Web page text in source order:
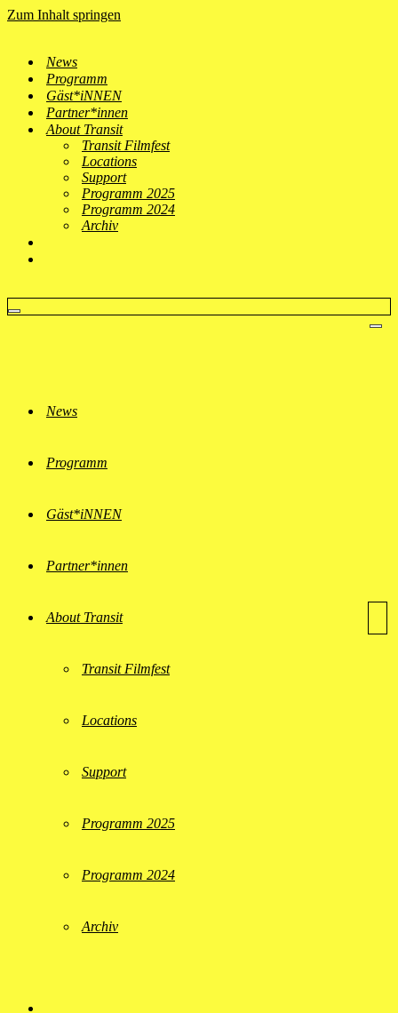
Zum Inhalt springen
News
Programm
Gäst*iNNEN
Partner*innen
About Transit
Transit Filmfest
Locations
Support
Programm 2025
Programm 2024
Archiv
Navigationsmenü
News
Programm
Gäst*iNNEN
Partner*innen
About Transit
Transit Filmfest
Locations
Support
Programm 2025
Programm 2024
Archiv